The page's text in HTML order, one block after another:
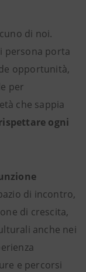
di noi.
persona porta
opportunità,
per
che sappia
ogni
di incontro,
di crescita,
anche nei
e percorsi